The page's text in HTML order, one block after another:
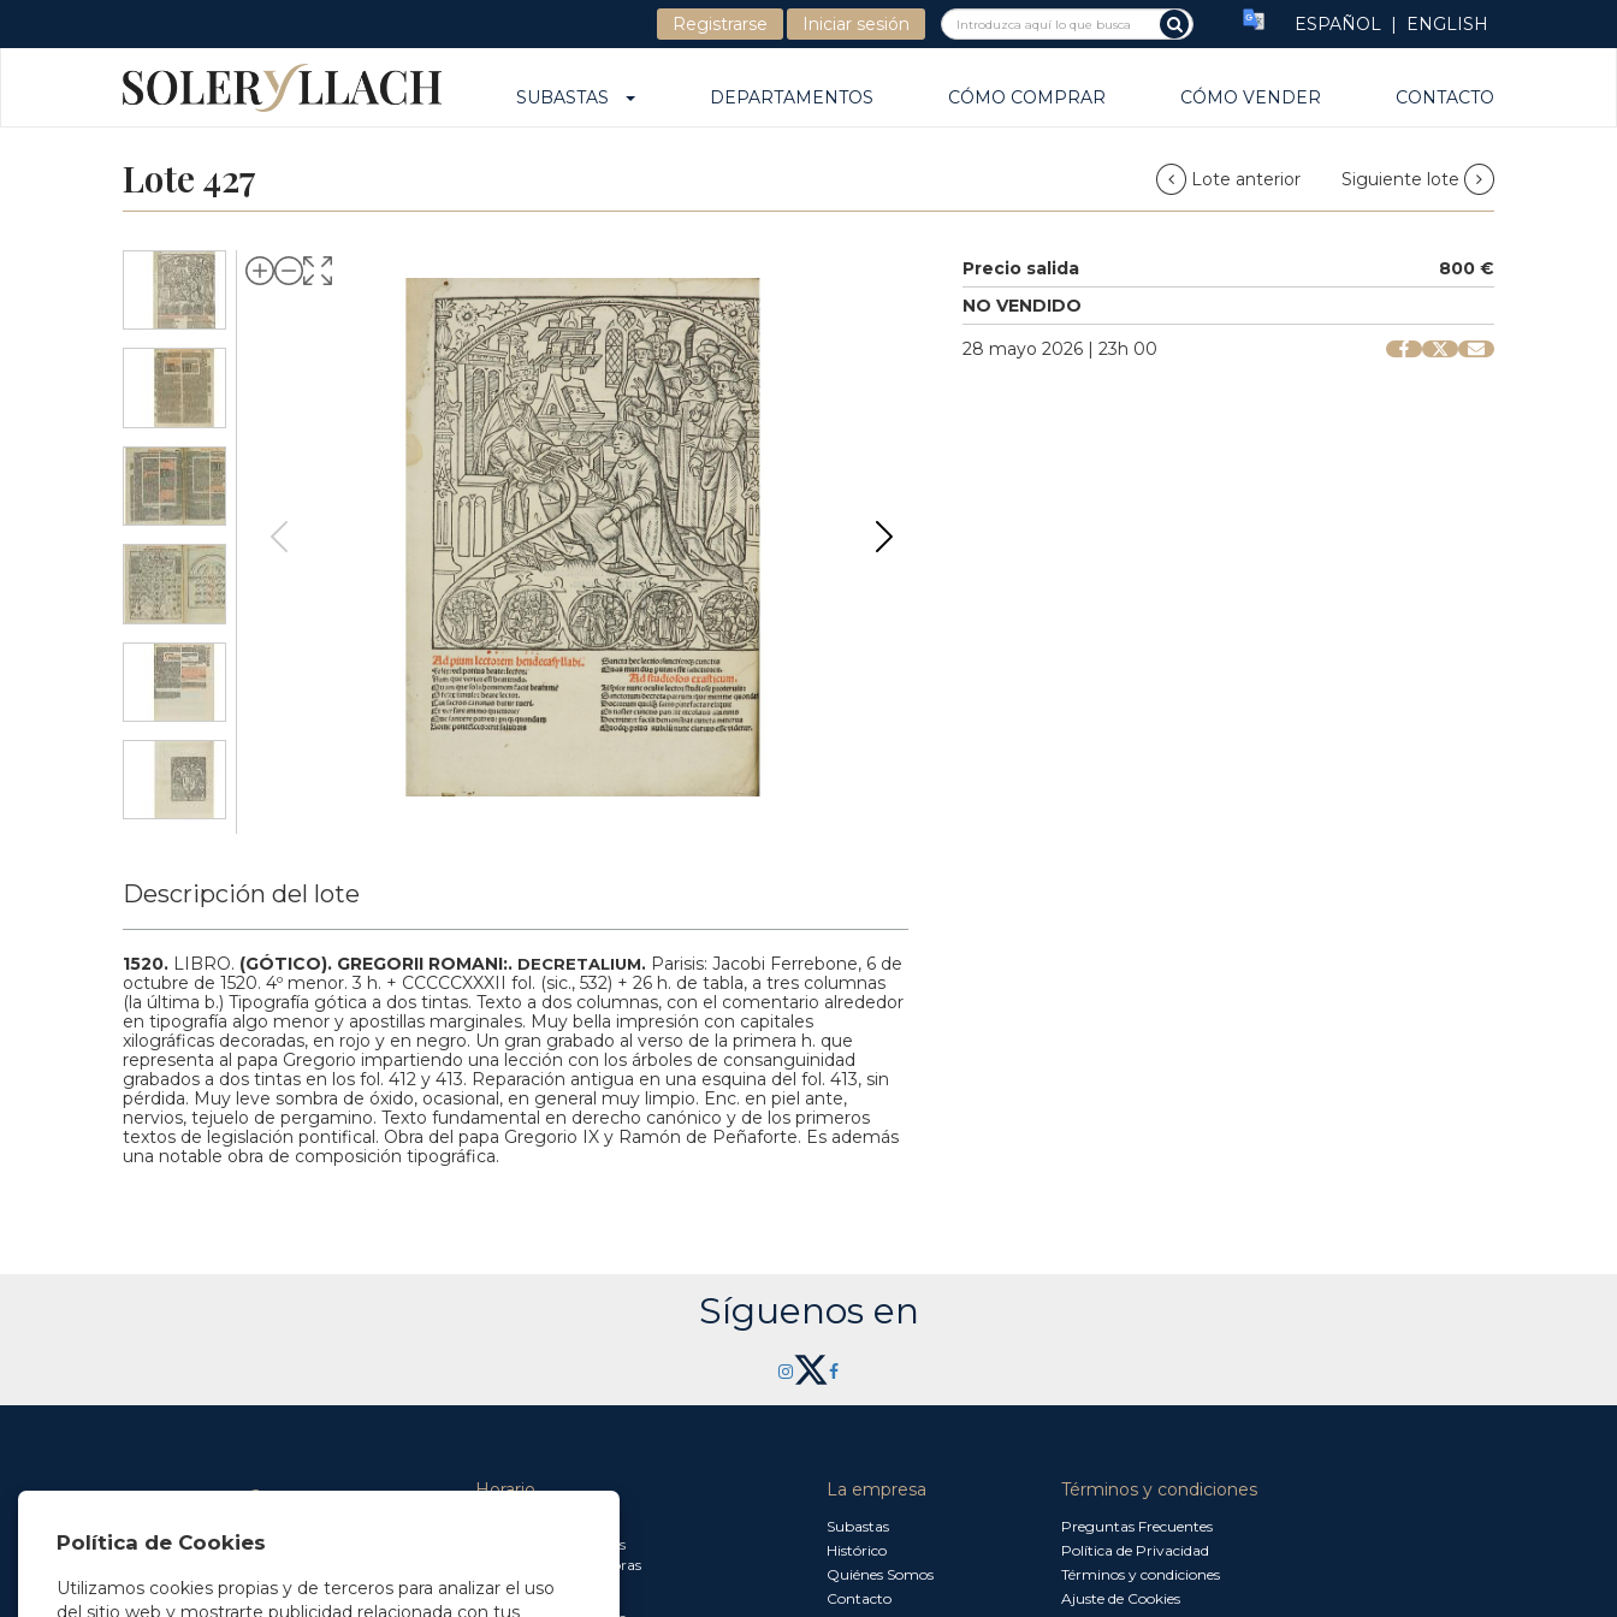
Registrarse Iniciar sesión ESPAÑOL | ENGLISH
SUBASTAS DEPARTAMENTOS CÓMO COMPRAR CÓMO VENDER CONTACTO
Lote 427 Lote anterior Siguiente lote
Precio salida
800 €
NO VENDIDO
28 mayo 2026 | 23h 00
Descripción del lote
1520. LIBRO. (GÓTICO). GREGORII ROMANI:. DECRETALIUM. Parisis: Jacobi Ferrebone, 6 de
octubre de 1520. 4º menor. 3 h. + CCCCCXXXII fol. (sic., 532) + 26 h. de tabla, a tres columnas
(la última b.) Tipografía gótica a dos tintas. Texto a dos columnas, con el comentario alrededor
en tipografía algo menor y apostillas marginales. Muy bella impresión con capitales
xilográficas decoradas, en rojo y en negro. Un gran grabado al verso de la primera h. que
representa al papa Gregorio impartiendo una lección con los árboles de consanguinidad
grabados a dos tintas en los fol. 412 y 413. Reparación antigua en una esquina del fol. 413, sin
pérdida. Muy leve sombra de óxido, ocasional, en general muy limpio. Enc. en piel ante,
nervios, tejuelo de pergamino. Texto fundamental en derecho canónico y de los primeros
textos de legislación pontifical. Obra del papa Gregorio IX y Ramón de Peñaforte. Es además
una notable obra de composición tipográfica.
Síguenos en
En Madrid
info@soleryllach.com
Horario
De 9.00 a 13.30 horas
y de 14.30 a 18.00 horas
Viernes:
La empresa
Subastas
Histórico
Quiénes Somos
Contacto
Términos y condiciones
Preguntas Frecuentes
Política de Privacidad
Términos y condiciones
Ajuste de Cookies
Política de Cookies
Utilizamos cookies propias y de terceros para analizar el uso
del sitio web y mostrarte publicidad relacionada con tus